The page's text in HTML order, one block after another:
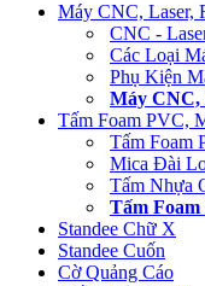
Máy CNC, Laser,
CNC -
Các Loại
Phụ Kiện
Máy CNC,
Tấm Foam PVC,
Tấm Foam
Mica Đài
Tấm Nhựa
Tấm
Standee Chữ X
Standee Cuốn
Cờ Quảng Cáo